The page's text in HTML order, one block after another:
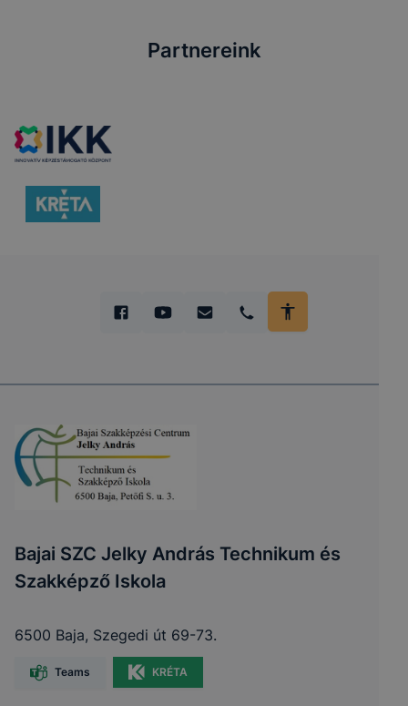
Partnereink
Bajai SZC Jelky András Technikum és
Szakképző Iskola
6500 Baja, Szegedi út 69-73.
Teams KRÉTA